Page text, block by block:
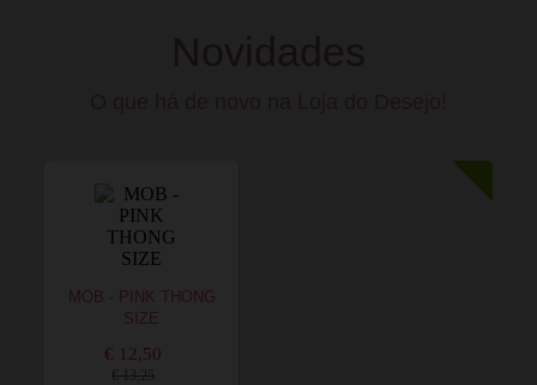
MOB - PINK THONG
SIZE
€ 12,50
€ 13,25